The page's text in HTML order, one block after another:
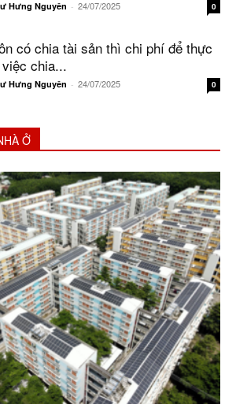
Hưng Nguyên - 24/07/2025 0
có chia tài sản thì chi phí để thực
chia...
Hưng Nguyên - 24/07/2025 0
Ở